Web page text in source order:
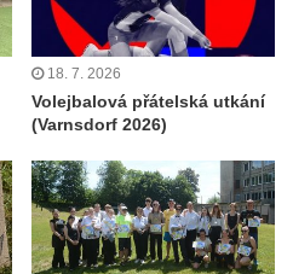
18. 7. 2026
Volejbalová přátelská utkání
(Varnsdorf 2026)